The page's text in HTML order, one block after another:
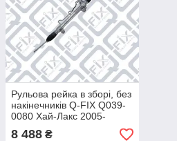
Рульова рейка в зборі, без
накінечників Q-FIX Q039-
0080 Хай-Лакс 2005-
44200-0K890
8 488 ₴